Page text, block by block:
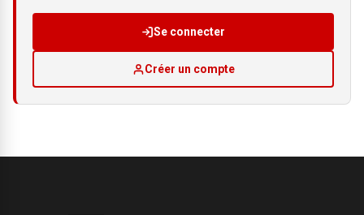
Se connecter
Créer un compte